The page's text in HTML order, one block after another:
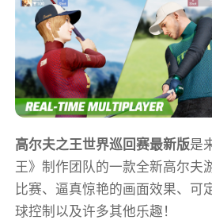
高尔夫之王世界巡回赛最新版是
王》制作团队的一款全新高尔夫
比赛、逼真惊艳的画面效果、可
球控制以及许多其他乐趣！